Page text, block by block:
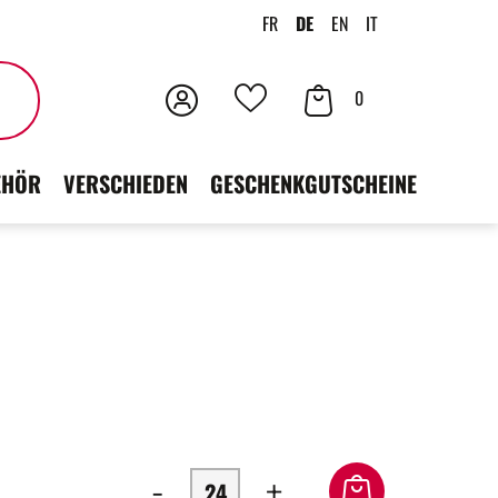
FR DE EN IT
VERSCHIEDEN GESCHENKGUTSCHEINE
Anmeldung
Favoriten
Ihr
0
Suchen